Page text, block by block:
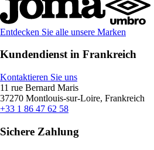
Entdecken Sie alle unsere Marken
Kundendienst in Frankreich
Kontaktieren Sie uns
11 rue Bernard Maris
37270 Montlouis-sur-Loire, Frankreich
+33 1 86 47 62 58
Sichere Zahlung